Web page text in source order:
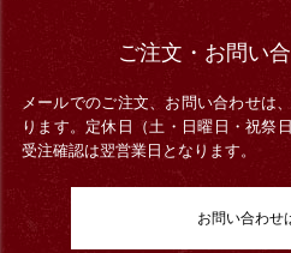
ご注文・お問い
メールでのご注文、お問い合わせは
ります。定休日（土・日曜日・祝祭
受注確認は翌営業日となります。
お問い合わせ